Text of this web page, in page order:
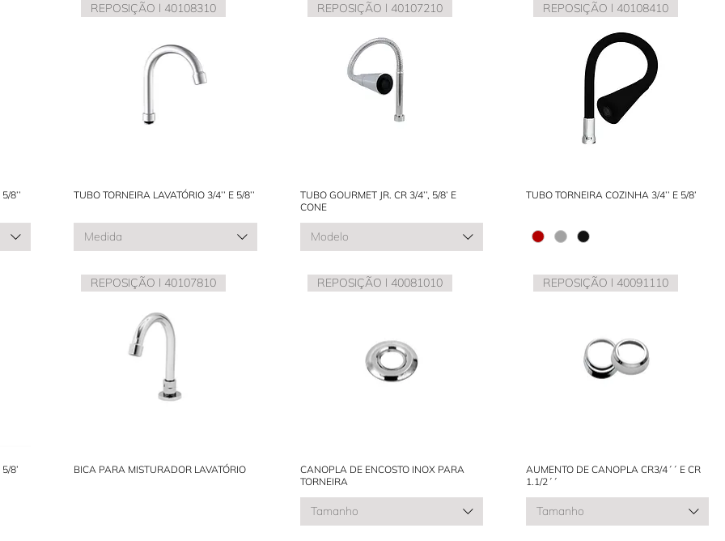
8’’
REPOSIÇÃO l 40108310
TUBO TORNEIRA LAVATÓRIO 3/4’’ E 5/8’’
Medida
REPOSIÇÃO l 40107210
TUBO GOURMET JR. CR 3/4’’, 5/8’ E
CONE
Modelo
REPOSIÇÃO l 40108410
TUBO TORNEIRA COZINHA 3/4’’ E 5/8’
8’
REPOSIÇÃO l 40107810
BICA PARA MISTURADOR LAVATÓRIO
REPOSIÇÃO l 40081010
CANOPLA DE ENCOSTO INOX PARA
TORNEIRA
Tamanho
REPOSIÇÃO l 40091110
AUMENTO DE CANOPLA CR3/4´´ E CR
1.1/2´´
Tamanho